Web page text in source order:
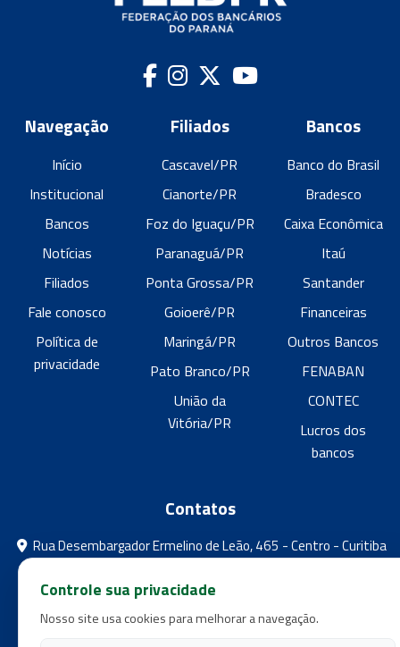
Navegação
Início
Institucional
Bancos
Notícias
Filiados
Fale conosco
Política de
privacidade
Filiados
Cascavel/PR
Cianorte/PR
Foz do Iguaçu/PR
Paranaguá/PR
Ponta Grossa/PR
Goioerê/PR
Maringá/PR
Pato Branco/PR
União da
Vitória/PR
Bancos
Banco do Brasil
Bradesco
Caixa Econômica
Itaú
Santander
Financeiras
Outros Bancos
FENABAN
CONTEC
Lucros dos
bancos
Contatos
Rua Desembargador Ermelino de Leão, 465 - Centro - Curitiba
- Paraná
feebpr@gmail.com
(41) 3224-5573
Controle sua privacidade
Nosso site usa cookies para melhorar a navegação.